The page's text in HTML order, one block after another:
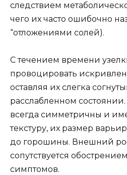
следствием
чего их часто ошибочно
“отложениями солей).
С течением времени
провоцировать
оставляя их слегка
расслабленном
всегда симметричны и
текстуру, их размер
до горошины. Внешний
сопутствуется
симптомов.